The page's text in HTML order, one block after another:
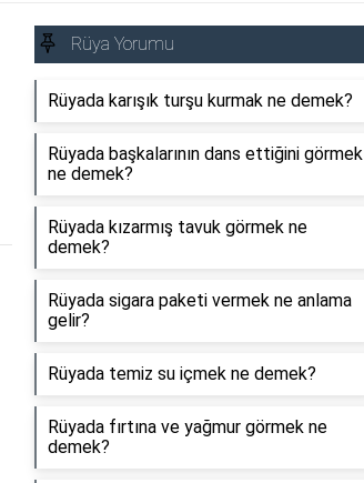
Rüya Yorumu
Rüyada karışık turşu kurmak ne demek?
Rüyada başkalarının dans ettiğini görmek
ne demek?
Rüyada kızarmış tavuk görmek ne
demek?
Rüyada sigara paketi vermek ne anlama
gelir?
Rüyada temiz su içmek ne demek?
Rüyada fırtına ve yağmur görmek ne
demek?